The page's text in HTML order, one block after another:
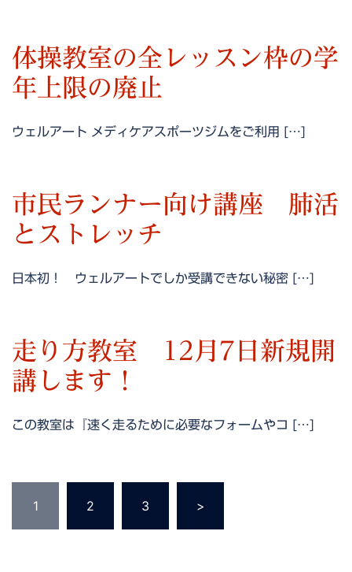
体操教室の全レッスン枠の学
年上限の廃止
ウェルアート メディケアスポーツジムをご利用 […]
市民ランナー向け講座 肺活
とストレッチ
日本初！ ウェルアートでしか受講できない秘密 […]
走り方教室 12月7日新規開
講します！
この教室は『速く走るために必要なフォームやコ […]
の
1 2 3 >